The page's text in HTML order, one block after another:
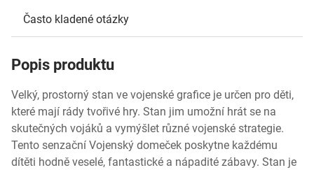
Často kladené otázky
Popis produktu
Velký, prostorný stan ve vojenské grafice je určen pro děti,
které mají rády tvořivé hry. Stan jim umožní hrát se na
skutečných vojáků a vymýšlet různé vojenské strategie.
Tento senzační Vojenský domeček poskytne každému
dítěti hodně veselé, fantastické a nápadité zábavy. Stan je